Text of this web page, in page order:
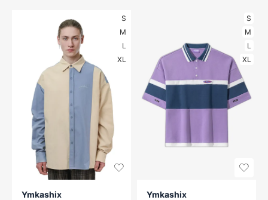
S
M
L
XL
Ymkashix
S
M
L
XL
Ymkashix